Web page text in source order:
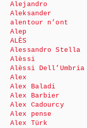
Alejandro
Aleksander
alentour n’ont
Alep
ALÈS
Alessandro Stella
Alèssi
Alèssi Dell’Umbria
Alex
Alex Baladi
Alex Barbier
Alex Cadourcy
Alex pense
Alex Türk